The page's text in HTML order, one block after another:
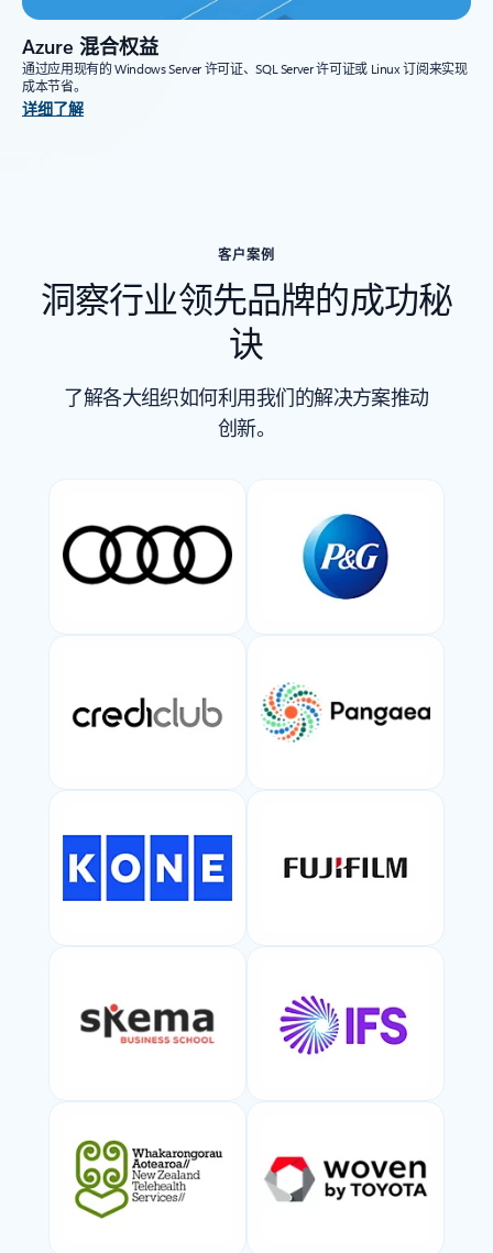
Azure 混合权益
通过应用现有的 Windows Server 许可证、SQL Server 许可证或 Linux 订阅来实现
成本节省。
详细了解
客户案例
洞察行业领先品牌的成功秘
诀
了解各大组织如何利用我们的解决方案推动
创新。